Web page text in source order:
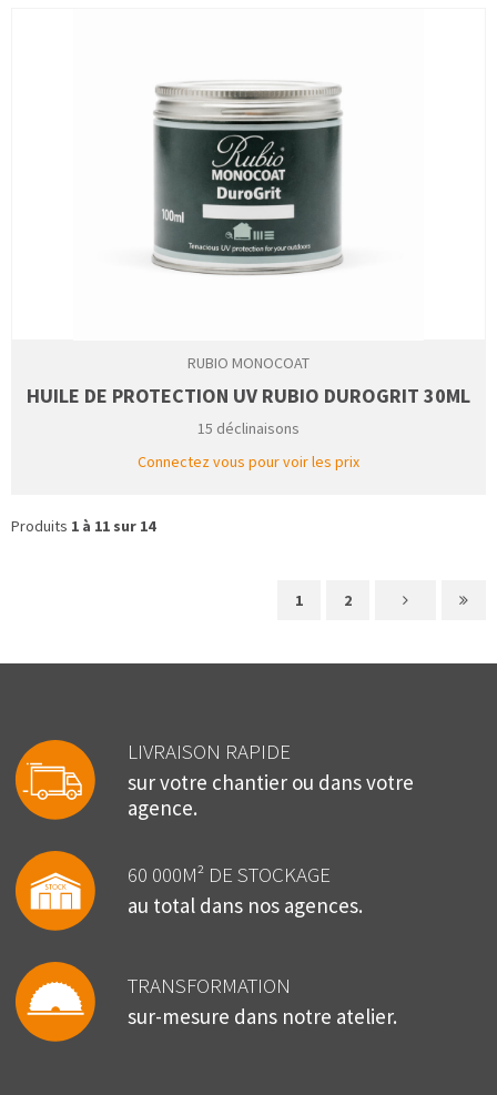
RUBIO MONOCOAT
HUILE DE PROTECTION UV RUBIO DUROGRIT 30ML
15 déclinaisons
Connectez vous pour voir les prix
Produits 1 à 11 sur 14
1 2
LIVRAISON RAPIDE
sur votre chantier ou dans votre
agence.
60 000M² DE STOCKAGE
au total dans nos agences.
TRANSFORMATION
sur-mesure dans notre atelier.